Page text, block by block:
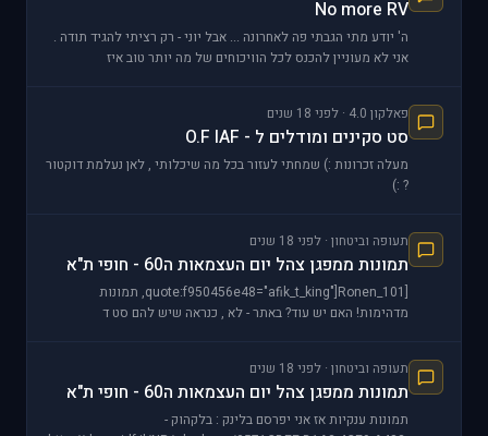
No more RV
ה' יודע מתי הגבתי פה לאחרונה ... אבל יוני - רק רציתי להגיד תודה .
אני לא מעוניין להכנס לכל הוויכוחים של מה יותר טוב איז
פאלקון 4.0 · לפני 18 שנים
סט סקינים ומודלים ל - O.F IAF
מעלה זכרונות :) שמחתי לעזור בכל מה שיכלותי , לאן נעלמת דוקטור
? :)
תעופה וביטחון · לפני 18 שנים
תמונות ממפגן צהל יום העצמאות ה60 - חופי ת"א
[quote:f950456e48="afik_t_king"]Ronen_101, תמונות
מדהימות! האם יש עוד? באתר - לא , כנראה שיש להם סט ד
תעופה וביטחון · לפני 18 שנים
תמונות ממפגן צהל יום העצמאות ה60 - חופי ת"א
תמונות ענקיות אז אני יפרסם בלינק : בלקהוק -